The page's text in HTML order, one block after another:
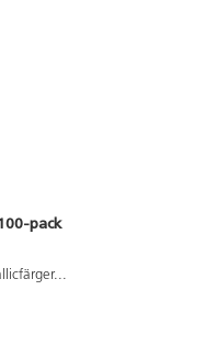
pack
...